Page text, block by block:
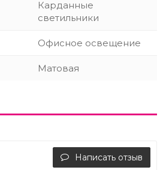
Карданные
светильники
Офисное освещение
Матовая
Написать отзыв